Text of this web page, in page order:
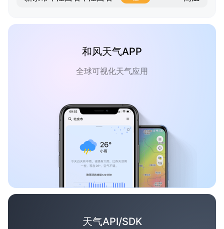
和风天气APP
全球可视化天气应用
天气API/SDK